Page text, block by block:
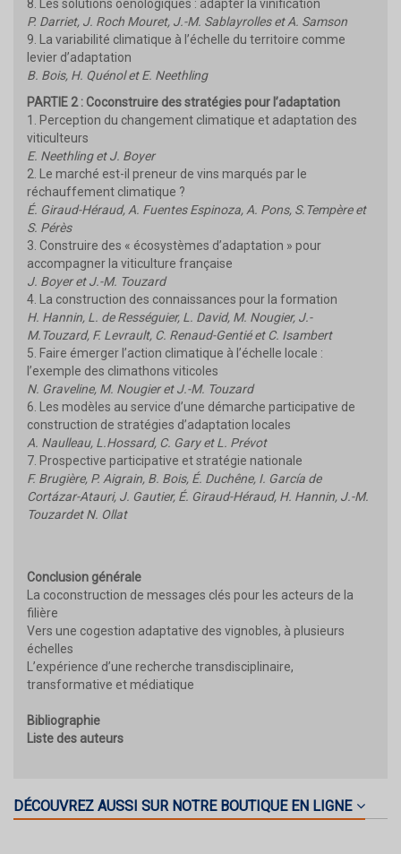
8. Les solutions oenologiques : adapter la vinification
P. Darriet, J. Roch Mouret, J.-M. Sablayrolles et A. Samson
9. La variabilité climatique à l’échelle du territoire comme
levier d’adaptation
B. Bois, H. Quénol et E. Neethling
PARTIE 2 : Coconstruire des stratégies pour l’adaptation
1. Perception du changement climatique et adaptation des
viticulteurs
E. Neethling et J. Boyer
2. Le marché est-il preneur de vins marqués par le
réchauffement climatique ?
É. Giraud-Héraud, A. Fuentes Espinoza, A. Pons, S.Tempère et
S. Pérès
3. Construire des « écosystèmes d’adaptation » pour
accompagner la viticulture française
J. Boyer et J.-M. Touzard
4. La construction des connaissances pour la formation
H. Hannin, L. de Rességuier, L. David, M. Nougier, J.-
M.Touzard, F. Levrault, C. Renaud-Gentié et C. Isambert
5. Faire émerger l’action climatique à l’échelle locale :
l’exemple des climathons viticoles
N. Graveline, M. Nougier et J.-M. Touzard
6. Les modèles au service d’une démarche participative de
construction de stratégies d’adaptation locales
A. Naulleau, L.Hossard, C. Gary et L. Prévot
7. Prospective participative et stratégie nationale
F. Brugière, P. Aigrain, B. Bois, É. Duchêne, I. García de
Cortázar-Atauri, J. Gautier, É. Giraud-Héraud, H. Hannin, J.-M.
Touzardet N. Ollat
Conclusion générale
La coconstruction de messages clés pour les acteurs de la
filière
Vers une cogestion adaptative des vignobles, à plusieurs
échelles
L’expérience d’une recherche transdisciplinaire,
transformative et médiatique
Bibliographie
Liste des auteurs
DÉCOUVREZ AUSSI SUR NOTRE BOUTIQUE EN LIGNE